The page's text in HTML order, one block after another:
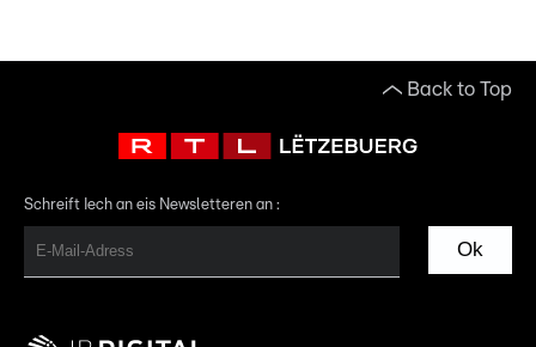
Back to Top
Schreift Iech an eis Newsletteren an :
Ok